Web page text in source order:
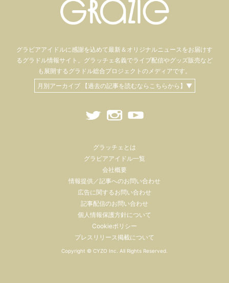
グラビアアイドルに感謝を込めて最新＆オリジナルニュースをお届けす
るグラドル情報サイト。 グラッチェ名義でライブ配信やグッズ販売など
も 展開するグラドル総合プロジェクトのメディアです。
月別アーカイブ 【過去の記事を読むならこちらから】▼
グラッチェとは
グラビアアイドル一覧
会社概要
情報提供／記事へのお問い合わせ
広告に関するお問い合わせ
記事配信のお問い合わせ
個人情報保護方針について
Cookieポリシー
プレスリリース掲載について
Copyright © CYZO Inc. All Rights Reserved.